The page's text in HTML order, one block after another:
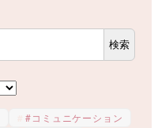
検索
#コミュニケーション